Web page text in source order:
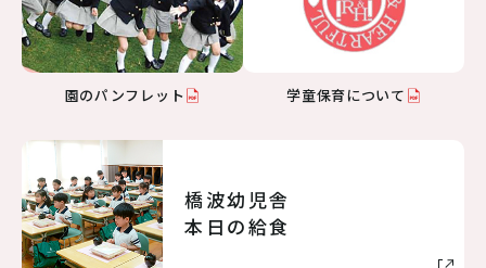
園のパンフレット 学童保育について
橋波幼児舎
本日の給食